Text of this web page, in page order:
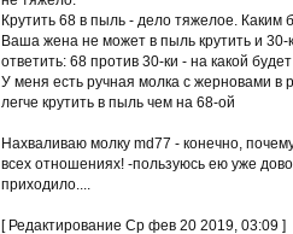
Крутить 68 в пыль - дело тяжелое.
Ваша жена не может в пыль крутить и
ответить: 68 против 30-ки - на какой
У меня есть ручная молка с жерновами
легче крутить в пыль чем на 68-ой
Нахваливаю молку md77 - конечно,
всех отношениях! -пользуюсь ею уже
приходило....
[ Редактирование Ср фев 20 2019, 03:09 ]